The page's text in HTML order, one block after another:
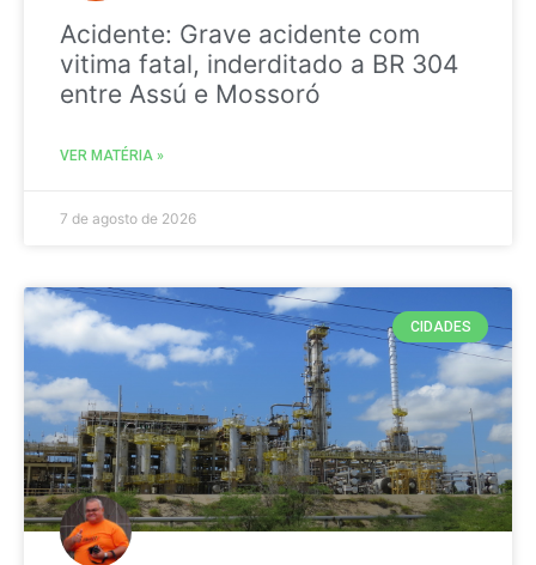
Acidente: Grave acidente com
vitima fatal, inderditado a BR 304
entre Assú e Mossoró
VER MATÉRIA »
7 de agosto de 2026
CIDADES